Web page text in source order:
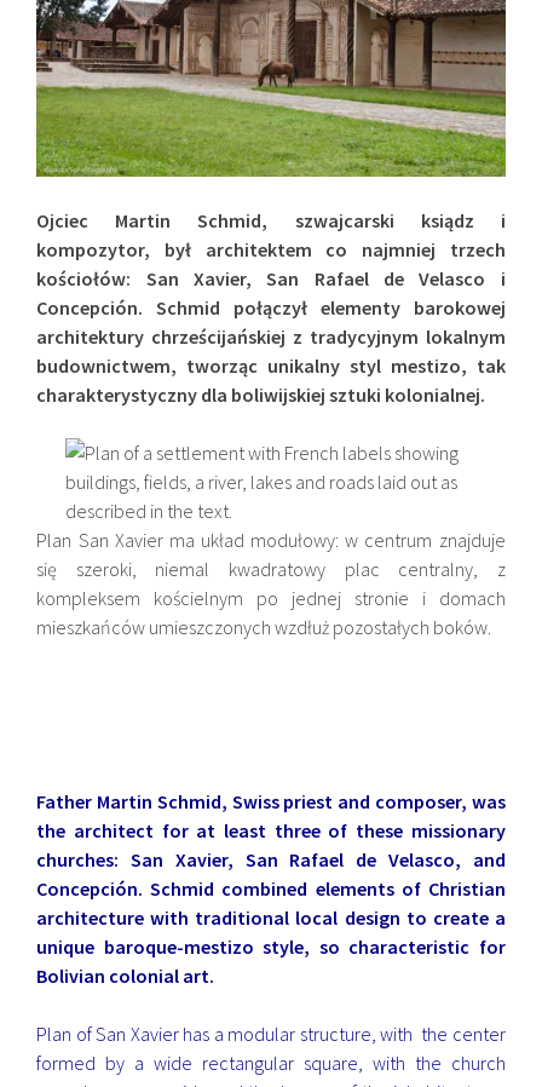
Ojciec
Martin Schmid, szwajcarski ksiądz i
kompozytor, był architektem co najmniej trzech
kościołów: San Xavier, San Rafael de Velasco i
Concepción.
Schmid połączył elementy barokowej
architektury chrześcijańskiej z tradycyjnym lokalnym
budownictwem, tworząc unikalny styl mestizo, tak
charakterystyczny dla boliwijskiej sztuki kolonialnej.
Plan San Xavier ma układ modułowy: w centrum znajduje
się szeroki, niemal kwadratowy plac centralny, z
kompleksem kościelnym po jednej stronie i domach
mieszkańców umieszczonych wzdłuż pozostałych boków.
Father Martin Schmid, Swiss priest and composer, was
the architect for at least three of these missionary
churches: San Xavier, San Rafael de Velasco, and
Concepción. Schmid combined elements of Christian
architecture with traditional local design to create a
unique baroque-mestizo style, so characteristic for
Bolivian colonial art.
Plan of San Xavier has a modular structure, with the center
formed by a wide rectangular square, with the church